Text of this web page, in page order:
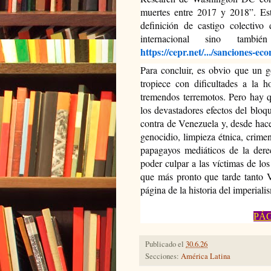
muertes entre 2017 y 2018”.
definición de castigo
internacional sino
https://cepr.net/.../sanciones-
Para concluir, es obvio que un
tropiece con dificultades a la
tremendos terremotos. Pero hay
los devastadores efectos del
contra de Venezuela y, desde
genocidio, limpieza étnica,
papagayos mediáticos de la
poder culpar a las víctimas de
que más pronto que tarde tanto
página de la historia del
Publicado el 30.6.26
Secciones: América Latina